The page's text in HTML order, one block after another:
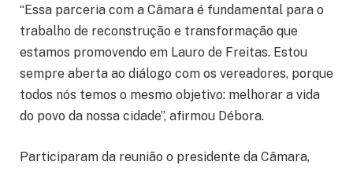
“Essa parceria com a Câmara é fundamental para o
trabalho de reconstrução e transformação que
estamos promovendo em Lauro de Freitas. Estou
sempre aberta ao diálogo com os vereadores, porque
todos nós temos o mesmo objetivo: melhorar a vida
do povo da nossa cidade”, afirmou Débora.
Participaram da reunião o presidente da Câmara,